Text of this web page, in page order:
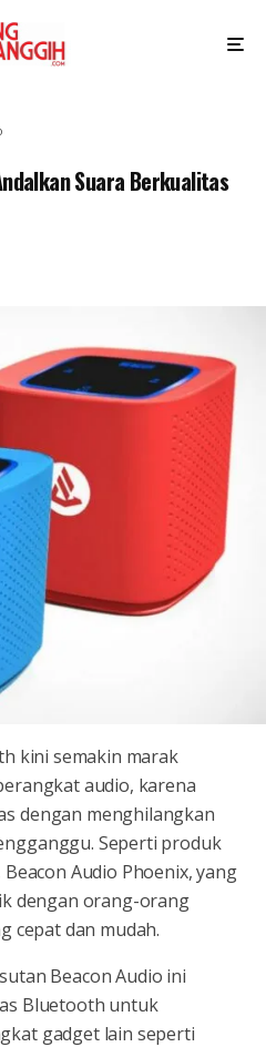
Suara Berkualitas
kini semakin marak
audio, karena
dengan menghilangkan
Seperti produk
Audio Phoenix, yang
dengan orang-orang
cepat dan mudah.
Beacon Audio ini
Bluetooth untuk
gadget lain seperti